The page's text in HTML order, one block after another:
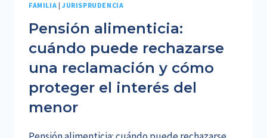
FAMILIA | JURISPRUDENCIA
Pensión alimenticia:
cuándo puede rechazarse
una reclamación y cómo
proteger el interés del
menor